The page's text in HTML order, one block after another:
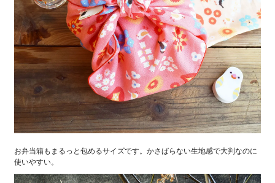
お弁当箱もまるっと包めるサイズです。かさばらない生地感で大判なのに
使いやすい。